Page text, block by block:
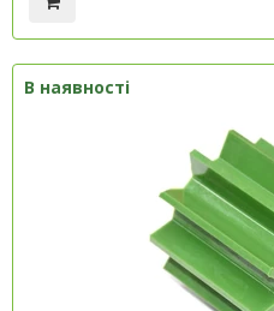
В наявності